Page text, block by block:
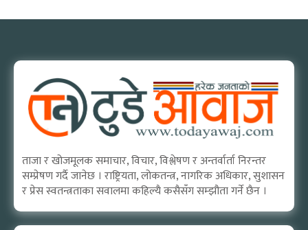
ताजा र खोजमूलक समाचार, विचार, विश्लेषण र अन्तर्वार्ता निरन्तर
सम्प्रेषण गर्दै जानेछ । राष्ट्रियता, लोकतन्त्र, नागरिक अधिकार, सुशासन
र प्रेस स्वतन्त्रताका सवालमा कहिल्यै कसैसँग सम्झौता गर्ने छैन ।